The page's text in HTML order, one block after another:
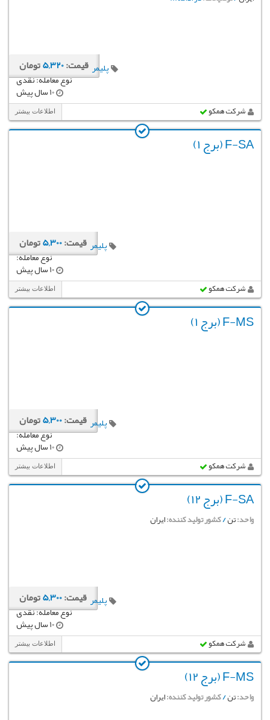
قیمت:5,320تومان پلیمر
نوع معامله: نقدی
شرکت همکو اطلاعات بیشتر
F-SA (برج 1)
قیمت:5,300تومان پلیمر
نوع معامله:
شرکت همکو اطلاعات بیشتر
F-MS (برج 1)
قیمت:5,300تومان پلیمر
نوع معامله:
شرکت همکو اطلاعات بیشتر
F-SA (برج 12)
واحد:تن/کشور تولید کننده:ایران
قیمت:5,300تومان پلیمر
نوع معامله: نقدی
شرکت همکو اطلاعات بیشتر
F-MS (برج 12)
واحد:تن/کشور تولید کننده:ایران